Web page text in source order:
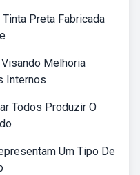
Preta Fabricada
Melhoria
Internos
Todos Produzir O
Um Tipo De